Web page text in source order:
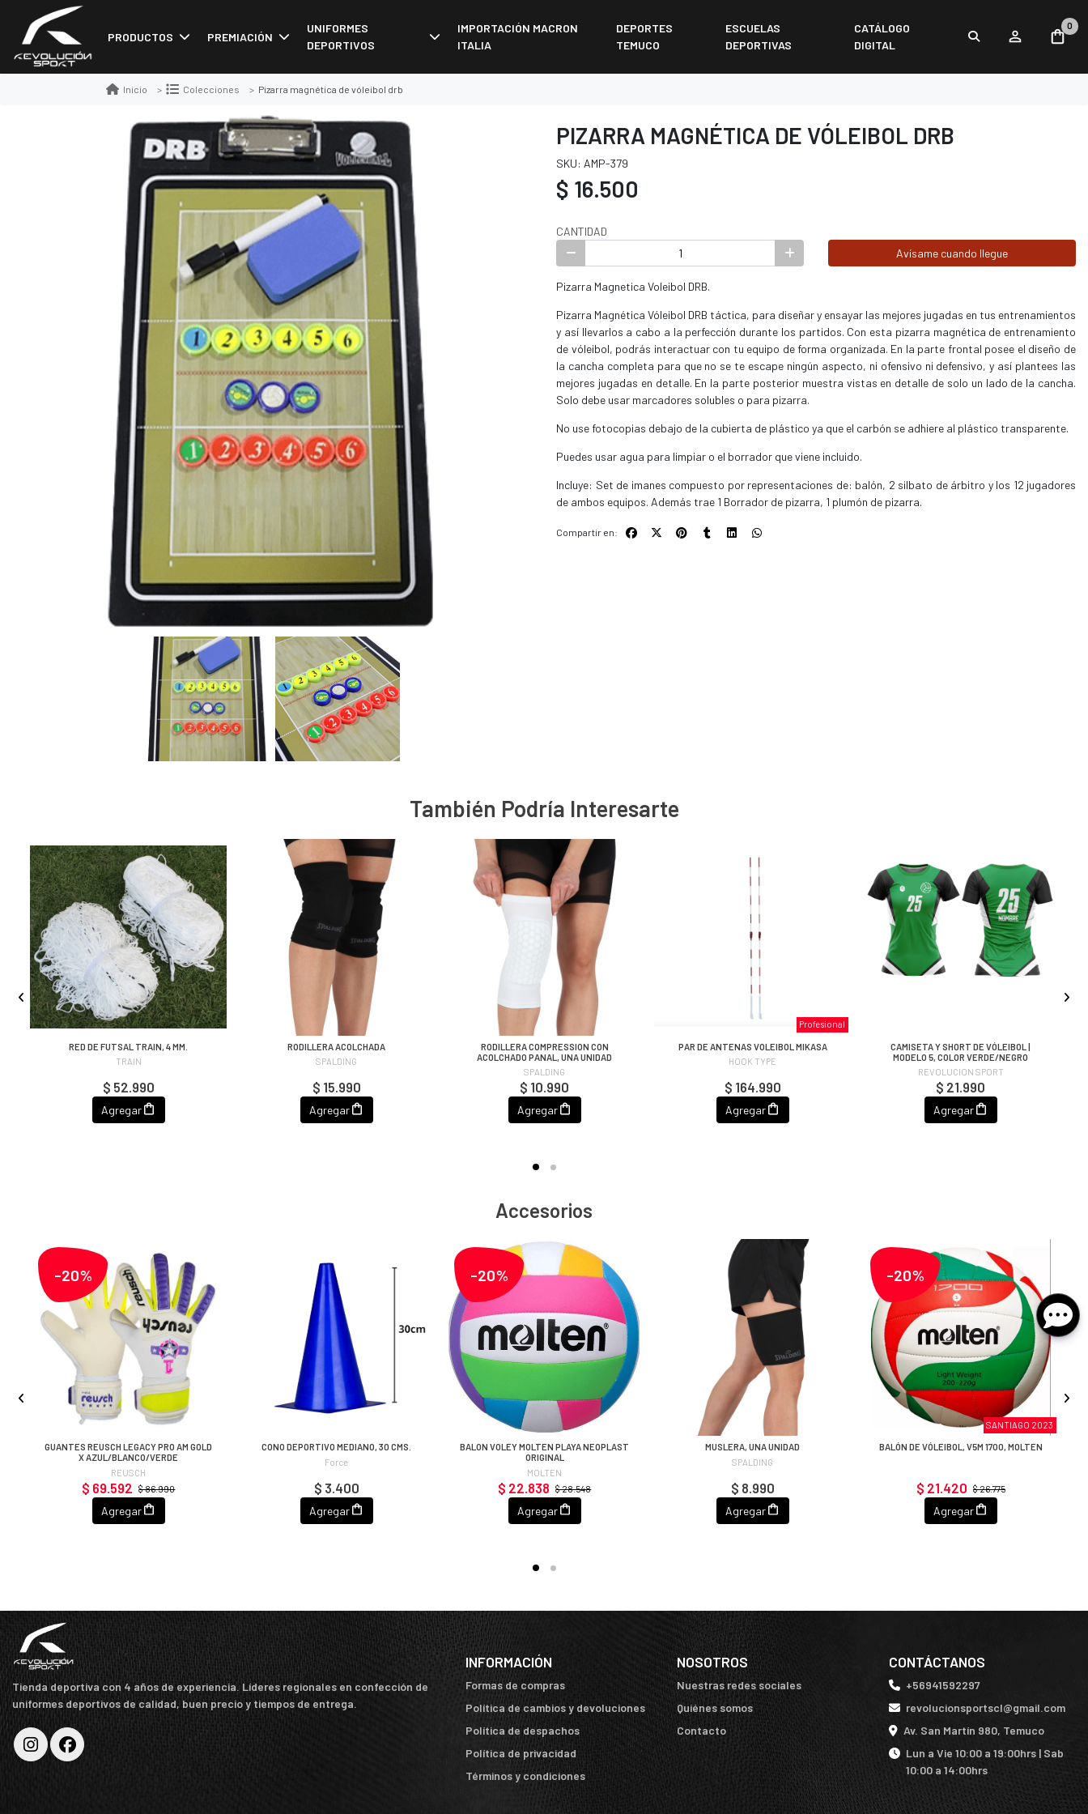
PRODUCTOS PREMIACIÓN
UNIFORMES
DEPORTIVOS
IMPORTACIÓN MACRON
ITALIA
DEPORTES
TEMUCO
ESCUELAS
DEPORTIVAS
CATÁLOGO
DIGITAL
0
Inicio Colecciones Pizarra magnética de vóleibol drb
PIZARRA MAGNÉTICA DE VÓLEIBOL DRB
SKU: AMP-379
$ 16.500
CANTIDAD
Avísame cuando llegue
Pizarra Magnetica Voleibol DRB.
Pizarra Magnética Vóleibol DRB táctica, para diseñar y ensayar las mejores jugadas en tus entrenamientos
y así llevarlos a cabo a la perfección durante los partidos. Con esta pizarra magnética de entrenamiento
de vóleibol, podrás interactuar con tu equipo de forma organizada. En la parte frontal posee el diseño de
la cancha completa para que no se te escape ningún aspecto, ni ofensivo ni defensivo, y así plantees las
mejores jugadas en detalle. En la parte posterior muestra vistas en detalle de solo un lado de la cancha.
Solo debe usar marcadores solubles o para pizarra.
No use fotocopias debajo de la cubierta de plástico ya que el carbón se adhiere al plástico transparente.
Puedes usar agua para limpiar o el borrador que viene incluido.
Incluye: Set de imanes compuesto por representaciones de: balón, 2 silbato de árbitro y los 12 jugadores
de ambos equipos. Además trae 1 Borrador de pizarra, 1 plumón de pizarra.
Compartir en:
También Podría Interesarte
RED DE FUTSAL TRAIN, 4 MM.
TRAIN
$ 52.990
Agregar
RODILLERA ACOLCHADA
SPALDING
$ 15.990
Agregar
RODILLERA COMPRESSION CON
ACOLCHADO PANAL, UNA UNIDAD
SPALDING
$ 10.990
Agregar
Profesional
PAR DE ANTENAS VOLEIBOL MIKASA
HOOK TYPE
$ 164.990
Agregar
CAMISETA Y SHORT DE VÓLEIBOL |
MODELO 5, COLOR VERDE/NEGRO
REVOLUCION SPORT
$ 21.990
Agregar
Accesorios
-20%
GUANTES REUSCH LEGACY PRO AM GOLD
X AZUL/BLANCO/VERDE
REUSCH
$ 86.990
$ 69.592
Agregar
CONO DEPORTIVO MEDIANO, 30 CMS.
Force
$ 3.400
Agregar
-20%
BALON VOLEY MOLTEN PLAYA NEOPLAST
ORIGINAL
MOLTEN
$ 28.548
$ 22.838
Agregar
MUSLERA, UNA UNIDAD
SPALDING
$ 8.990
Agregar
-20%
SANTIAGO 2023
BALÓN DE VÓLEIBOL, V5M 1700, MOLTEN
$ 26.775
$ 21.420
Agregar
Tienda deportiva con 4 años de experiencia. Líderes regionales en confección de
uniformes deportivos de calidad, buen precio y tiempos de entrega.
INFORMACIÓN
Formas de compras
Política de cambios y devoluciones
Política de despachos
Política de privacidad
Términos y condiciones
NOSOTROS
Nuestras redes sociales
Quiénes somos
Contacto
CONTÁCTANOS
+56941592297
revolucionsportscl@gmail.com
Av. San Martín 980, Temuco
Lun a Vie 10:00 a 19:00hrs | Sab
10:00 a 14:00hrs